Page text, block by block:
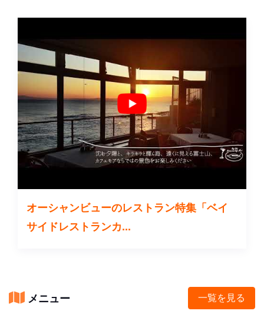
オーシャンビューのレストラン特集「ベイ
サイドレストランカ...
メニュー 一覧を見る